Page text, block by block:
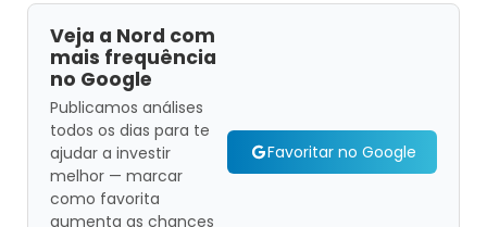
Veja a Nord com
mais frequência
no Google
Publicamos análises
todos os dias para te
ajudar a investir
melhor — marcar
como favorita
aumenta as chances
Favoritar no Google